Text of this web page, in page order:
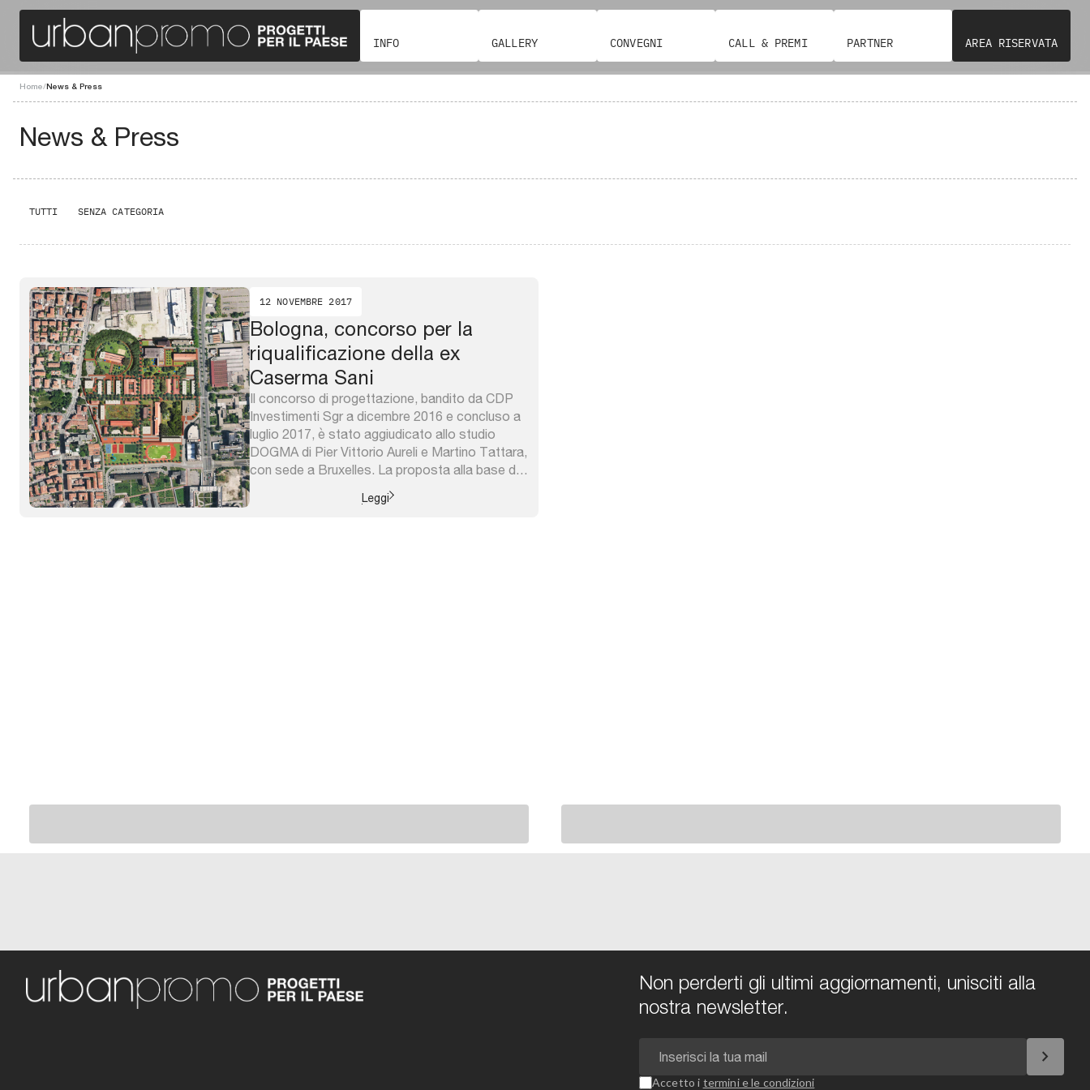
INFO GALLERY CONVEGNI CALL & PREMI PARTNER AREA RISERVATA
Home/News & Press
News & Press
TUTTI SENZA CATEGORIA
12 NOVEMBRE 2017
Bologna, concorso per la
riqualificazione della ex
Caserma Sani
Il concorso di progettazione, bandito da CDP
Investimenti Sgr a dicembre 2016 e concluso a
luglio 2017, è stato aggiudicato allo studio
DOGMA di Pier Vittorio Aureli e Martino Tattara,
con sede a Bruxelles. La proposta alla base del
progetto si pone l’obiettivo di trasformare l’ex
caserma Sani di Bologna in un segmento di un ...
Leggi
Non perderti gli ultimi aggiornamenti, unisciti alla
nostra newsletter.
chevron_right
Accetto i termini e le condizioni